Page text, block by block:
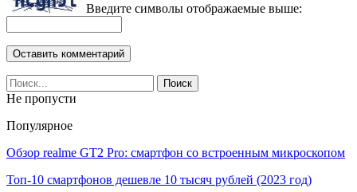
Введите символы отображаемые выше:
Не пропусти
Популярное
Обзор realme GT2 Pro: смартфон со встроенным микроскопом
Топ-10 смартфонов дешевле 10 тысяч рублей (2023 год)